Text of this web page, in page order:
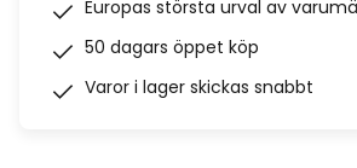
Europas största urval av
50 dagars öppet köp
Varor i lager skickas snabbt